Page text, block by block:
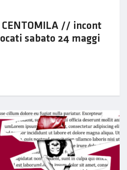
CENTOMILA // incont
sabato 24 maggi